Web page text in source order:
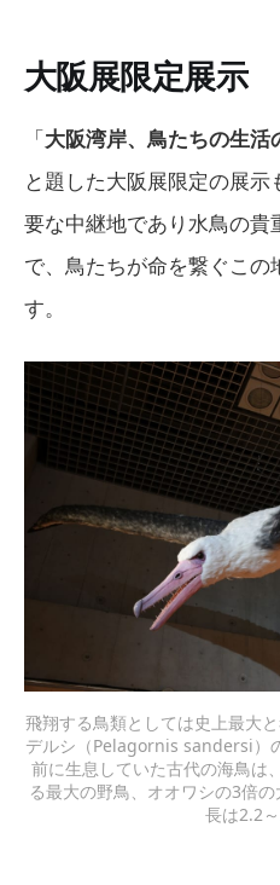
大阪展限定展示
「大阪湾岸、鳥たちの生
と題した大阪展限定の展
要な中継地であり水鳥の
で、鳥たちが命を繋ぐこの
す。
飛翔する鳥類としては史上最大
デルシ（Pelagornis sandersi）
前に生息していた古代の海鳥は
る最大の野鳥、オオワシの3倍
長は2.2～